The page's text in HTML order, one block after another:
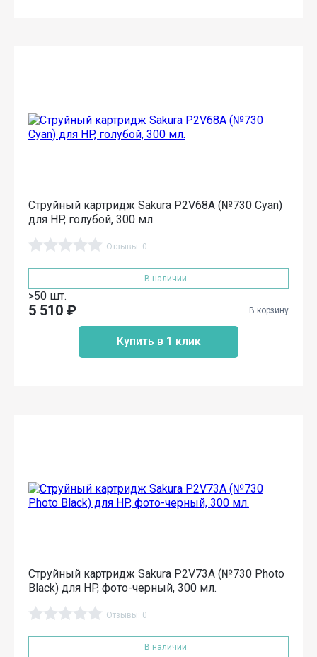
Струйный картридж Sakura P2V68A (№730 Cyan)
для HP, голубой, 300 мл.
Отзывы: 0
В наличии
>50 шт.
5 510 ₽ В корзину
Купить в 1 клик
Струйный картридж Sakura P2V73A (№730 Photo
Black) для HP, фото-черный, 300 мл.
Отзывы: 0
В наличии